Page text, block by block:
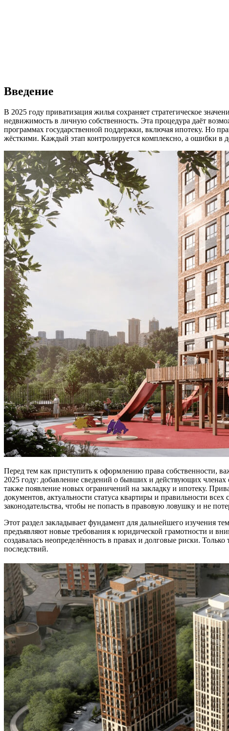
Введение
В 2025 году приватизация жилья сохраняет стратегическое
недвижимость в личную собственность. Эта процедура даёт
программах государственной поддержки, включая ипотеку. Но
жёсткими. Каждый этап контролируется комплексно, а ошибки в
Перед тем как приступить к оформлению права собственности,
2025 году: добавление сведений о бывших и действующих
также появление новых ограничений на закладку и ипотеку.
документов, актуальности статуса квартиры и правильности
законодательства, чтобы не попасть в правовую ловушку и не
Этот раздел закладывает фундамент для дальнейшего изучения
предъявляют новые требования к юридической грамотности и
создавалась неопределённость в правах и долговые риски.
последствий.